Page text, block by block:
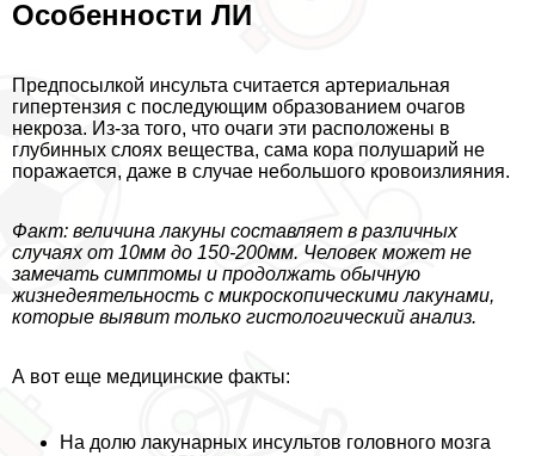
Особенности ЛИ
Предпосылкой инсульта считается артериальная
гипертензия с последующим образованием очагов
некроза. Из-за того, что очаги эти расположены в
глубинных слоях вещества, сама кора полушарий не
поражается, даже в случае небольшого кровоизлияния.
Факт: величина лакуны составляет в различных
случаях от 10мм до 150-200мм. Человек может не
замечать симптомы и продолжать обычную
жизнедеятельность с микроскопическими лакунами,
которые выявит только гистологический анализ.
А вот еще медицинские факты:
На долю лакунарных инсультов головного мозга